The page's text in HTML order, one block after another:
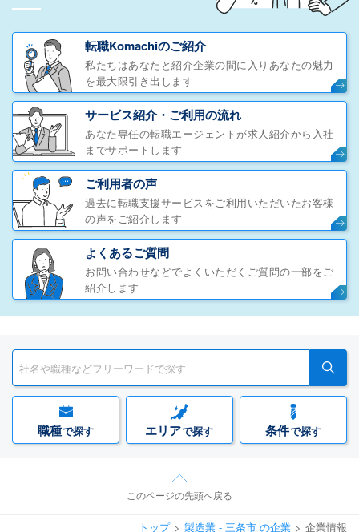
転職Komachiのご紹介
私たちはあなたと紹介企業の間に入りあなたの魅力
を最大限引き出します
サービス紹介・ご利用の流れ
あなた専任の転職エージェントが求人紹介から入社
までサポートします
ご利用者の声
過去に転職支援サービスをご利用いただいたお客様
の声をご紹介します
よくあるご質問
お問い合わせなどでよくいただくご質問の一部をご
紹介します
職種で探す エリアで探す 条件で探す
このページの先頭へ戻る
トップ 製造業 - 三条市 の企業 企業情報